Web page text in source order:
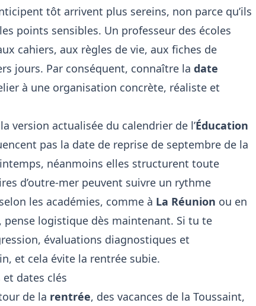
tôt arrivent plus sereins, non parce qu’ils
points sensibles. Un professeur des écoles
cahiers, aux règles de vie, aux fiches de
jours. Par conséquent, connaître la date
à une organisation concrète, réaliste et
version actualisée du calendrier de l’Éducation
pas la date de reprise de septembre de la
néanmoins elles structurent toute
d’outre-mer peuvent suivre un rythme
les académies, comme à La Réunion ou en
logistique dès maintenant. Si tu te
évaluations diagnostiques et
et cela évite la rentrée subie.
et dates clés
de la rentrée, des vacances de la Toussaint,